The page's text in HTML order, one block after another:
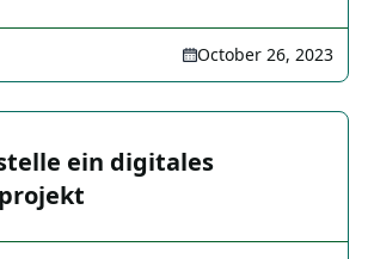
October 26, 2023
ein digitales